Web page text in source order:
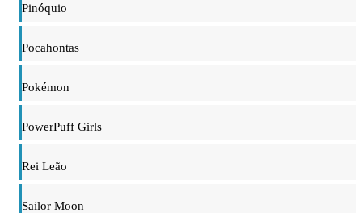
Pinóquio
Pocahontas
Pokémon
PowerPuff Girls
Rei Leão
Sailor Moon